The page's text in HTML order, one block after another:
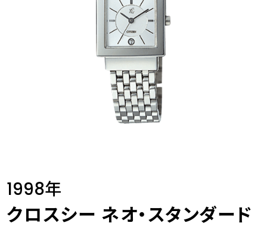
1998年
クロスシー ネオ・スタンダード